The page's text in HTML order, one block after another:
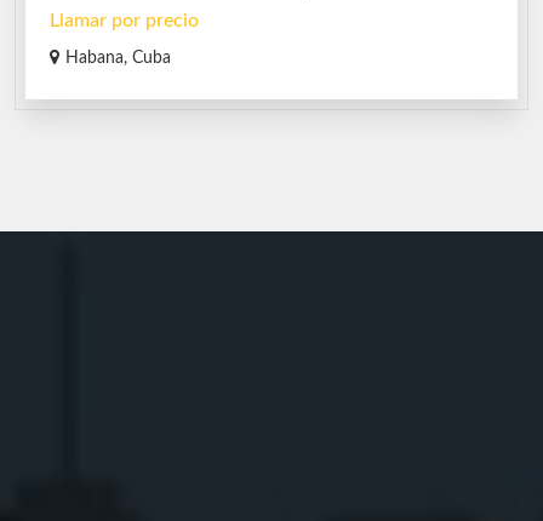
Llamar por precio
Habana, Cuba